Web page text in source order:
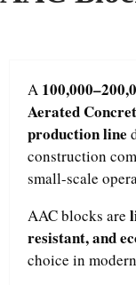
A
Aerated
production line
construction
small-scale
AAC blocks are
resistant, and
choice in